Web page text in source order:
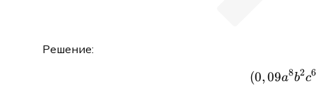
Решение:
(0,09a8b2c6